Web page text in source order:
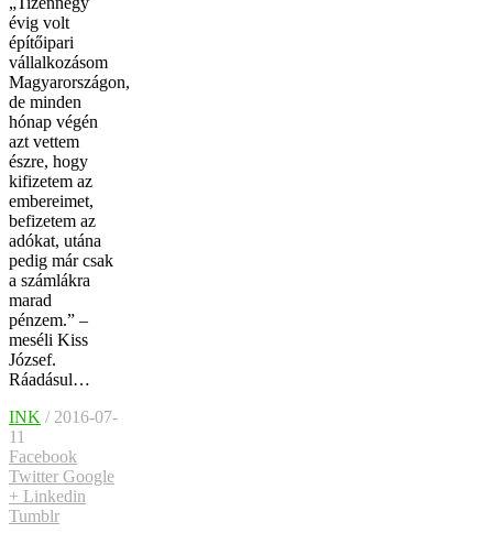
évig volt
építőipari
vállalkozásom
Magyarországon,
de minden
hónap végén
azt vettem
észre, hogy
kifizetem az
embereimet,
befizetem az
adókat, utána
pedig már csak
a számlákra
marad
pénzem.” –
meséli Kiss
József.
Ráadásul…
INK / 2016-07-
11
Facebook
Twitter Google
+ Linkedin
Tumblr